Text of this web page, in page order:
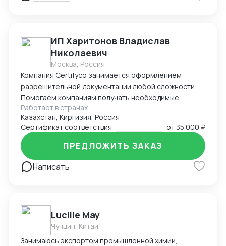
ИП Харитонов Владислав
Николаевич
Москва, Россия
Компания Certifyco занимается оформлением
разрешительной документации любой сложности.
Помогаем компаниям получать необходимые
документы для импорта, экспорта, реализации
продукции. Решаем самые сложные задачи.
Работает в странах
Казахстан, Киргизия, Россия
Сертификат соответствия
от 35 000 ₽
Написать
ПРЕДЛОЖИТЬ ЗАКАЗ
Lucille May
Чунцин, Китай
Занимаюсь экспортом промышленной химии,